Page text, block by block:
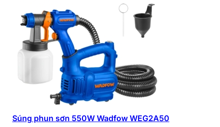
Súng phun sơn 550W Wadfow WEG2A50